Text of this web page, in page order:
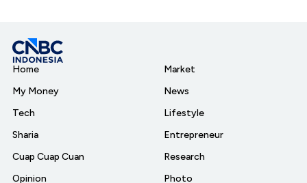
Home
My Money
Tech
Sharia
Cuap Cuap Cuan
Opinion
Market
News
Lifestyle
Entrepreneur
Research
Photo